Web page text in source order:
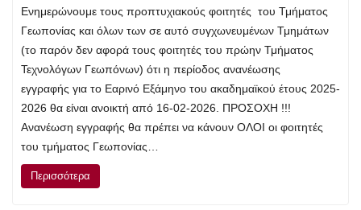
Ενημερώνουμε τους προπτυχιακούς φοιτητές του Τμήματος
Γεωπονίας και όλων των σε αυτό συγχωνευμένων Τμημάτων
(το παρόν δεν αφορά τους φοιτητές του πρώην Τμήματος
Τεχνολόγων Γεωπόνων) ότι η περίοδος ανανέωσης
εγγραφής για το Εαρινό Εξάμηνο του ακαδημαϊκού έτους 2025-
2026 θα είναι ανοικτή από 16-02-2026. ΠΡΟΣΟΧΗ !!!
Ανανέωση εγγραφής θα πρέπει να κάνουν ΟΛΟΙ οι φοιτητές
του τμήματος Γεωπονίας…
Περισσότερα